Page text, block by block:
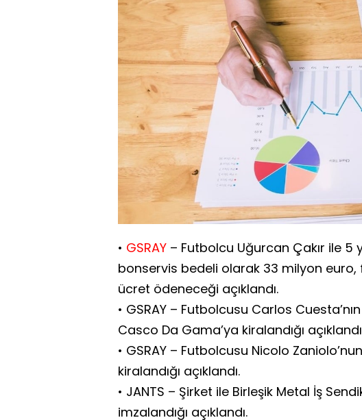
• GSRAY – Futbolcu Uğurcan Çakır ile 5
bonservis bedeli olarak 33 milyon
ücret ödeneceği açıklandı.
• GSRAY – Futbolcusu Carlos
Casco Da Gama’ya kiralandığı
• GSRAY – Futbolcusu Nicolo
kiralandığı açıklandı.
• JANTS – Şirket ile Birleşik Metal İş
imzalandığı açıklandı.